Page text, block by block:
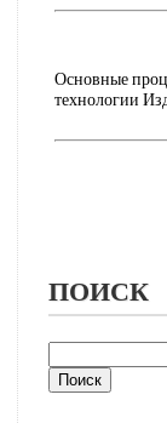
Основные
технологии
ПОИСК